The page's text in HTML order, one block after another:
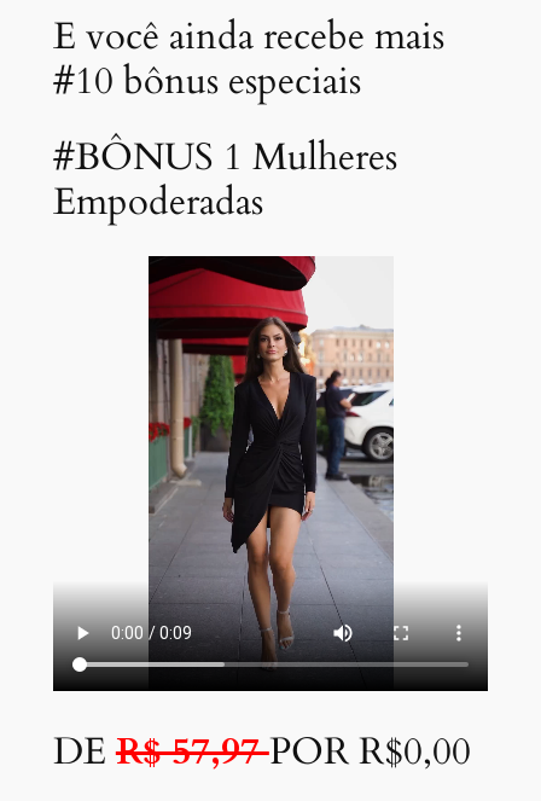
E você ainda recebe mais
#10 bônus especiais
#BÔNUS 1 Mulheres
Empoderadas
DE R$ 57,97POR R$0,00